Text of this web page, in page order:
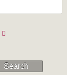
Search